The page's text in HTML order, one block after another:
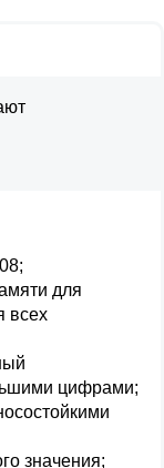
для
всех
цифрами;
значения;